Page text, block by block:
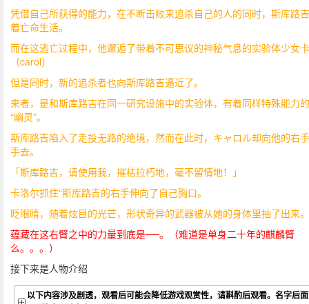
凭借自己所获得的能力，在不断击败来追杀自己的人的同时，斯库路
着亡命生活。
而在这逃亡过程中，他邂逅了带着不可思议的神秘气息的实验体少女
（carol）
但是同时，新的追杀者也向斯库路吉逼近了。
来者，是和斯库路吉在同一研究设施中的实验体，有着同样特殊能力
“幽灵”。
斯库路吉陷入了走投无路的绝境，然而在此时，キャロル却向他的右
手去。
「斯库路吉，请使用我，摧枯拉朽地，毫不留情地！」
卡洛尔抓住“斯库路吉的右手伸向了自己胸口。
眨眼睛，随着炫目的光芒，形状奇异的武器被从她的身体里抽了出来。
蕴藏在这右臂之中的力量到底是──。（难道是单身二十年的麒麟臂
么。。。）
接下来是人物介绍
以下内容涉及剧透，观看后可能会降低游戏观赏性，请斟酌后观看。名字后